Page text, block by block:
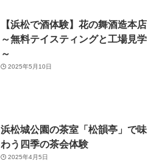
【浜松で酒体験】花の舞酒造本店
～無料テイスティングと工場見学
～
2025年5月10日
浜松城公園の茶室「松韻亭」で味
わう四季の茶会体験
2025年4月5日